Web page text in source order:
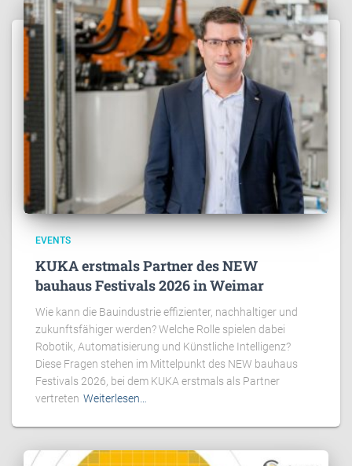
EVENTS
KUKA erstmals Partner des NEW
bauhaus Festivals 2026 in Weimar
Wie kann die Bauindustrie effizienter, nachhaltiger und
zukunftsfähiger werden? Welche Rolle spielen dabei
Robotik, Automatisierung und Künstliche Intelligenz?
Diese Fragen stehen im Mittelpunkt des NEW bauhaus
Festivals 2026, bei dem KUKA erstmals als Partner
vertreten Weiterlesen…